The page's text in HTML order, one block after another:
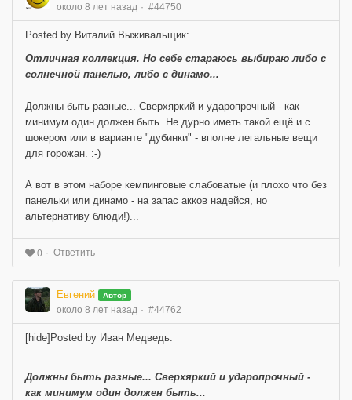
около 8 лет назад #44750
Posted by Виталий Выживальщик:
Отличная коллекция. Но себе стараюсь выбираю либо с
солнечной панелью, либо с динамо...
Должны быть разные... Сверхяркий и ударопрочный - как
минимум один должен быть. Не дурно иметь такой ещё и с
шокером или в варианте "дубинки" - вполне легальные вещи
для горожан. :-)
А вот в этом наборе кемпинговые слабоватые (и плохо что без
панельки или динамо - на запас акков надейся, но
альтернативу блюди!)...
0 Ответить
Евгений Автор
около 8 лет назад #44762
[hide] Posted by Иван Медведь:
Должны быть разные... Сверхяркий и ударопрочный -
как минимум один должен быть...